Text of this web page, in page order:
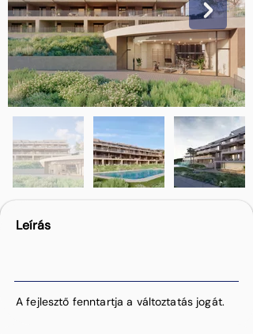
Leírás
A fejlesztő fenntartja a változtatás jogát.